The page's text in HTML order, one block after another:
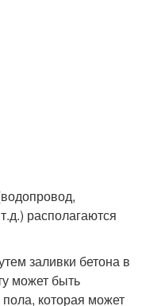
располагаются
заливки бетона в
может быть
которая может